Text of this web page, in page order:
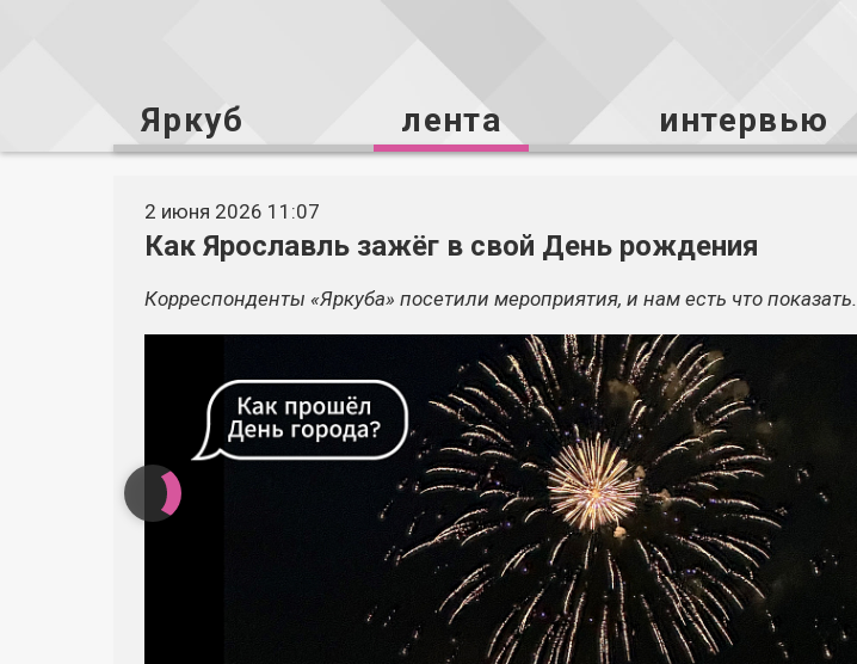
Яркуб лента интервью
2 июня 2026 11:07
Как Ярославль зажёг в свой День рождения
Корреспонденты «Яркуба» посетили мероприятия, и нам есть что показать.